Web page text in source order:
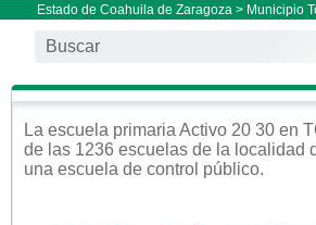
Estado de Coahuila de Zaragoza > Municipio
La escuela primaria Activo 20 30 en
de las 1236 escuelas de la localidad
una escuela de control público.